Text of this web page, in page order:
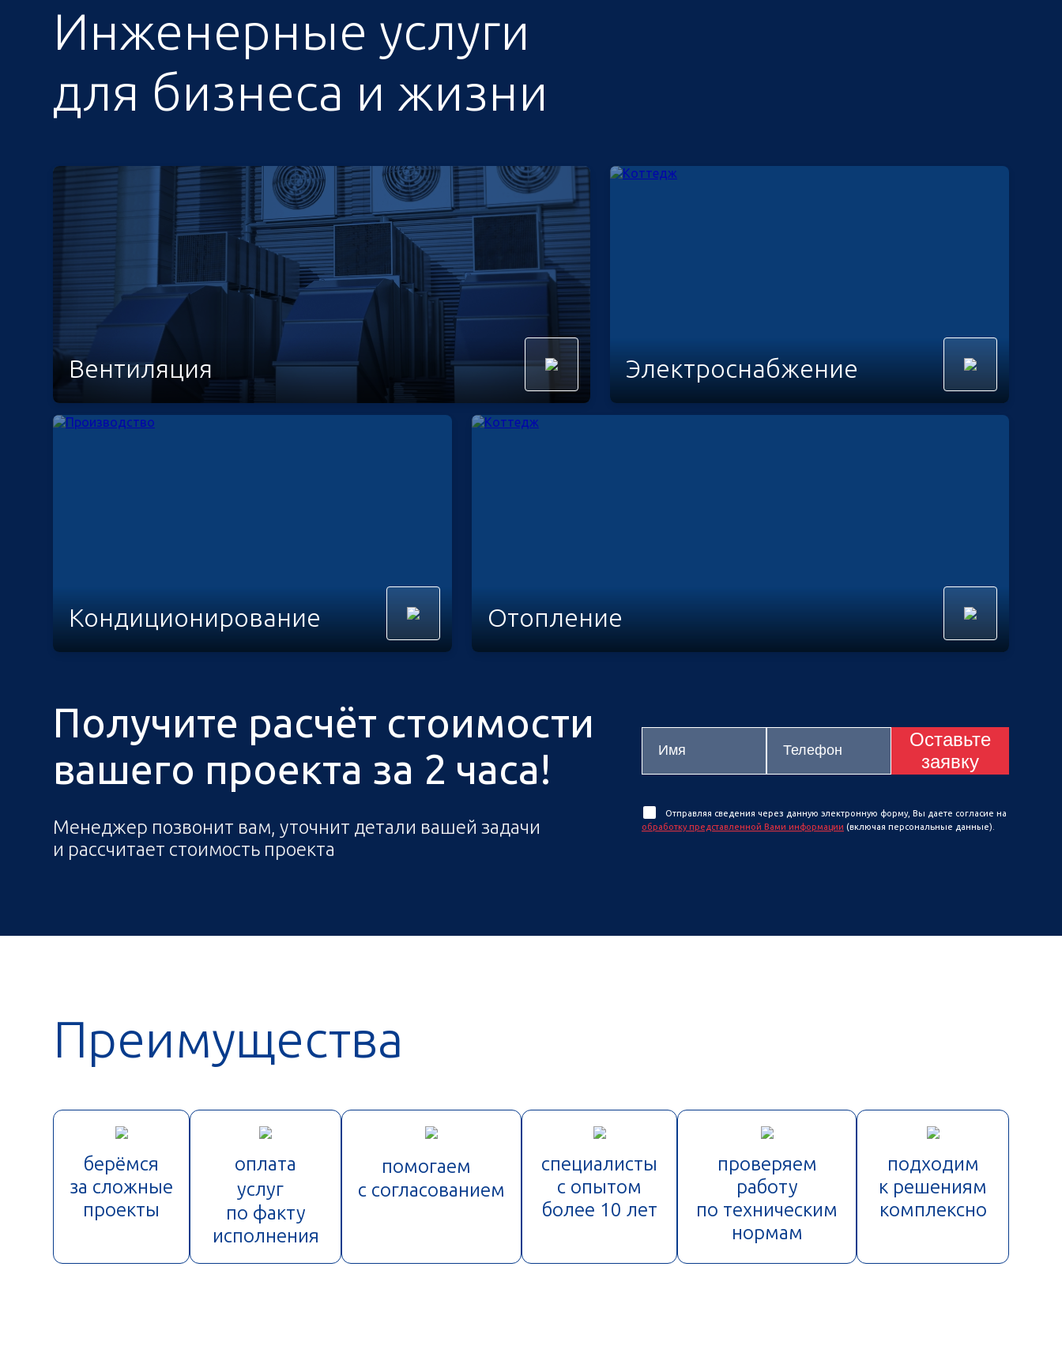
Инженерные услуги
для бизнеса и жизни
Вентиляция Электроснабжение
Кондиционирование Отопление
Получите расчёт стоимости
вашего проекта за 2 часа!
Менеджер позвонит вам, уточнит детали вашей задачи
и рассчитает стоимость проекта
Оставьте
заявку
Отправляя сведения через данную электронную форму, Вы даете согласие на
обработку представленной Вами информации (включая персональные данные).
Преимущества
берёмся
за сложные
проекты
оплата
услуг
по факту
исполнения
помогаем
с согласованием
специалисты
с опытом
более 10 лет
проверяем
работу
по техническим
нормам
подходим
к решениям
комплексно